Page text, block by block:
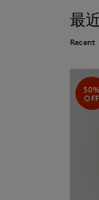
最
Recent
50%
OFF